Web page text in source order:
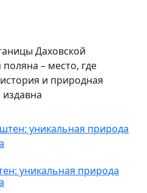
Даховской
– место, где
и природная
издавна
уникальная природа